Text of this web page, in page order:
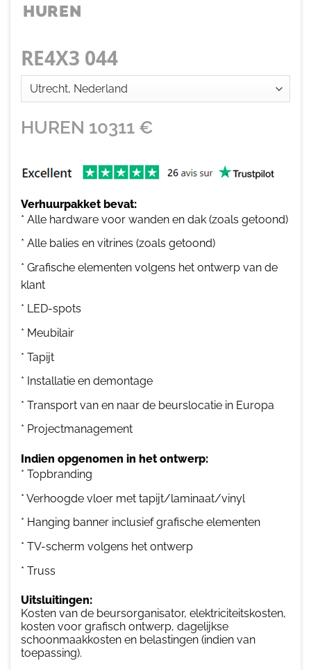
HUREN
RE4X3 044
HUREN 10311 €
Verhuurpakket bevat:
* Alle hardware voor wanden en dak (zoals getoond)
* Alle balies en vitrines (zoals getoond)
* Grafische elementen volgens het ontwerp van de
klant
* LED-spots
* Meubilair
* Tapijt
* Installatie en demontage
* Transport van en naar de beurslocatie in Europa
* Projectmanagement
Indien opgenomen in het ontwerp:
* Topbranding
* Verhoogde vloer met tapijt/laminaat/vinyl
* Hanging banner inclusief grafische elementen
* TV-scherm volgens het ontwerp
* Truss
Uitsluitingen:
Kosten van de beursorganisator, elektriciteitskosten,
kosten voor grafisch ontwerp, dagelijkse
schoonmaakkosten en belastingen (indien van
toepassing).